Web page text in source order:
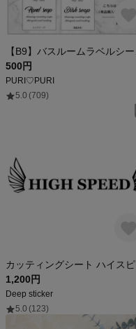
500円
PURI♡PURI
5.0 (709)
1,200円
Deep sticker
5.0 (123)